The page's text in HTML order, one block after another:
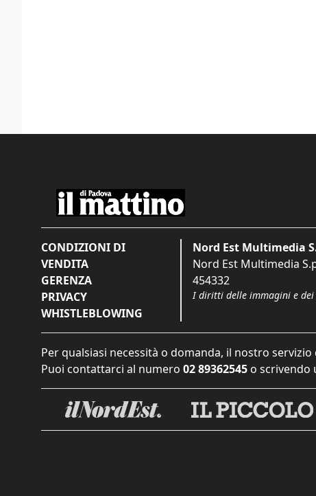
CONDIZIONI DI
VENDITA
GERENZA
PRIVACY
WHISTLEBLOWING
Nord Est Multimedia
Nord Est Multimedia
454332
I diritti delle immagini e dei
Per qualsiasi necessità o domanda, il nostro
Puoi contattarci al numero 02 89362545 o scrivendo